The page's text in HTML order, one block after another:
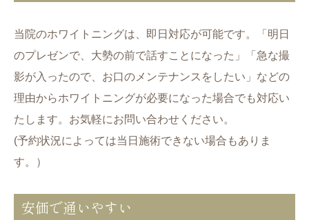
当院のホワイトニングは、即日対応が可能です。「明日
のプレゼンで、大勢の前で話すことになった」「急な撮
影が入ったので、お口のメンテナンスをしたい」などの
理由からホワイトニングが必要になった場合でも対応い
たします。お気軽にお問い合わせください。
(予約状況によっては当日施術できない場合もありま
す。）
安価で通いやすい